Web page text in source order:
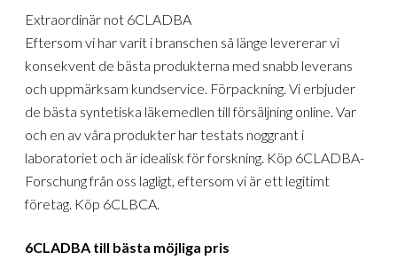
Extraordinär not 6CLADBA
Eftersom vi har varit i branschen så länge levererar vi
konsekvent de bästa produkterna med snabb leverans
och uppmärksam kundservice. Förpackning. Vi erbjuder
de bästa syntetiska läkemedlen till försäljning online. Var
och en av våra produkter har testats noggrant i
laboratoriet och är idealisk för forskning. Köp 6CLADBA-
Forschung från oss lagligt, eftersom vi är ett legitimt
företag. Köp 6CLBCA.
6CLADBA till bästa möjliga pris